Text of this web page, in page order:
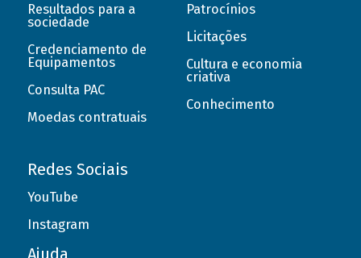
Resultados para a
sociedade
Credenciamento de
Equipamentos
Consulta PAC
Moedas contratuais
Patrocínios
Licitações
Cultura e economia
criativa
Conhecimento
Redes Sociais
YouTube
Instagram
Ajuda